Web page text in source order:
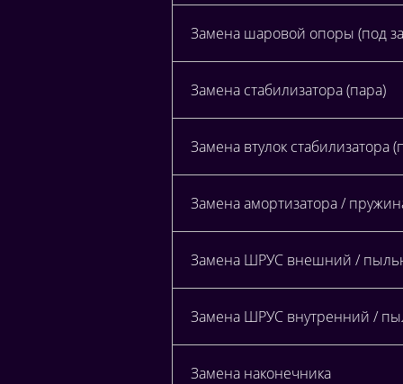
Замена шаровой опоры (под
Замена стабилизатора (пара)
Замена втулок стабилизатора
Замена амортизатора /
Замена ШРУС внешний /
Замена ШРУС внутренний /
Замена наконечника